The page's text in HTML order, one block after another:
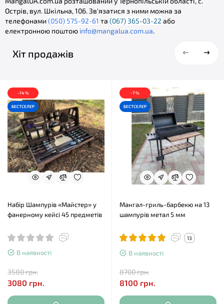
Острів, вул. Шкільна, 106. Зв'язатися з ними можна за
телефонами(050) 575-92-61 та (067) 365-03-22 або
електронною поштою info@mangalua.com.ua.
Хіт продажів
-14 %
БЕСТСЕЛЕР
Набір Шампурів «Майстер» у
фанерному кейсі 45 предметів
В наявності
3580 грн.
3080 грн.
-7 %
БЕСТСЕЛЕР
Мангал-гриль-барбекю на 13
шампурів метал 5 мм
13
В наявності
8700 грн.
8100 грн.